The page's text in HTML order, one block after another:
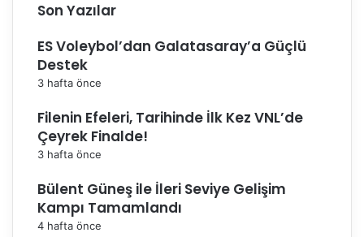
Son Yazılar
ES Voleybol’dan Galatasaray’a Güçlü
Destek
3 hafta önce
Filenin Efeleri, Tarihinde İlk Kez VNL’de
Çeyrek Finalde!
3 hafta önce
Bülent Güneş ile İleri Seviye Gelişim
Kampı Tamamlandı
4 hafta önce